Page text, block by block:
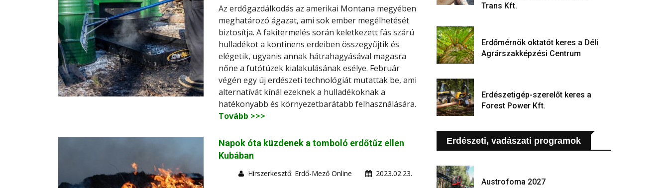
Az erdőgazdálkodás az amerikai Montana megyében
meghatározó ágazat, ami sok ember megélhetését
biztosítja. A fakitermelés során keletkezett fás szárú
hulladékot a kontinens erdeiben összegyűjtik és
elégetik, ugyanis annak hátrahagyásával magasra
nőne a futótüzek kialakulásának esélye. Február
végén egy új erdészeti technológiát mutattak be, ami
alternatívát kínál ezeknek a hulladékoknak a
hatékonyabb és környezetbarátabb felhasználására.
Tovább >>>
Napok óta küzdenek a tomboló erdőtűz ellen
Kubában
Hírszerkesztő: Erdő-Mező Online 2023.02.23.
Trans Kft.
Erdőmérnök oktatót keres a Déli
Agrárszakképzési Centrum
Erdészetigép-szerelőt keres a
Forest Power Kft.
Erdészeti, vadászati programok
Austrofoma 2027